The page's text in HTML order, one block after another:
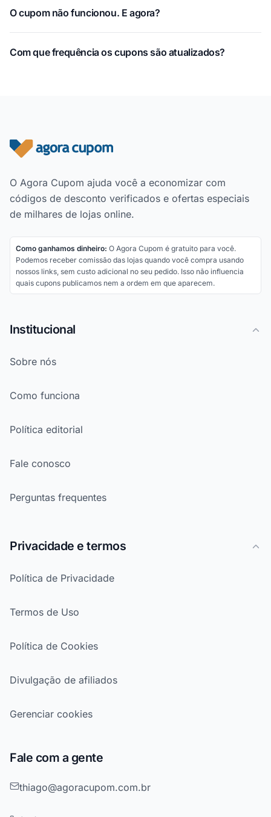
O cupom não funcionou. E agora?
Com que frequência os cupons são atualizados?
Rodapé do site
O Agora Cupom ajuda você a economizar com
códigos de desconto verificados e ofertas especiais
de milhares de lojas online.
Como ganhamos dinheiro: O Agora Cupom é gratuito para você.
Podemos receber comissão das lojas quando você compra usando
nossos links, sem custo adicional no seu pedido. Isso não influencia
quais cupons publicamos nem a ordem em que aparecem.
Institucional
Sobre nós
Como funciona
Política editorial
Fale conosco
Perguntas frequentes
Privacidade e termos
Política de Privacidade
Termos de Uso
Política de Cookies
Divulgação de afiliados
Gerenciar cookies
Fale com a gente
thiago@agoracupom.com.br